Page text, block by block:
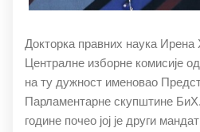
Докторка правних наука Ирена
Централне изборне комисије
на ту дужност именовао
Парламентарне скупштине
године почео јој је други